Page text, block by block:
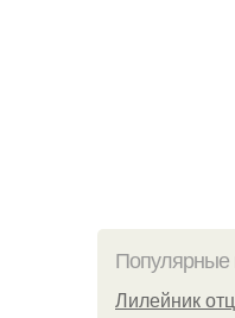
Популярные
Лилейник